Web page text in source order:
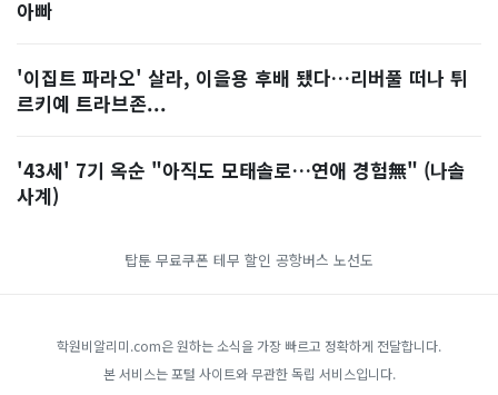
아빠
'이집트 파라오' 살라, 이을용 후배 됐다…리버풀 떠나 튀
르키예 트라브존...
'43세' 7기 옥순 "아직도 모태솔로…연애 경험無" (나솔
사계)
탑툰 무료쿠폰 테무 할인 공항버스 노선도
학원비알리미.com은 원하는 소식을 가장 빠르고 정확하게 전달합니다.
본 서비스는 포털 사이트와 무관한 독립 서비스입니다.